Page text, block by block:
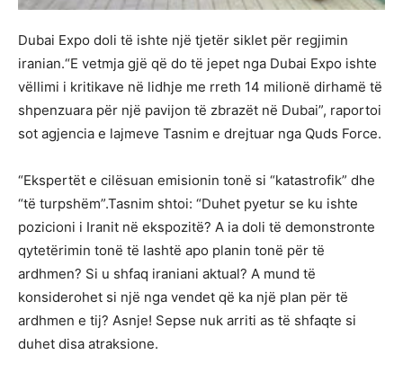
Dubai Expo doli të ishte një tjetër siklet për regjimin
iranian.“E vetmja gjë që do të jepet nga Dubai Expo ishte
vëllimi i kritikave në lidhje me rreth 14 milionë dirhamë të
shpenzuara për një pavijon të zbrazët në Dubai”, raportoi
sot agjencia e lajmeve Tasnim e drejtuar nga Quds Force.
“Ekspertët e cilësuan emisionin tonë si “katastrofik” dhe
“të turpshëm”.Tasnim shtoi: “Duhet pyetur se ku ishte
pozicioni i Iranit në ekspozitë? A ia doli të demonstronte
qytetërimin tonë të lashtë apo planin tonë për të
ardhmen? Si u shfaq iraniani aktual? A mund të
konsiderohet si një nga vendet që ka një plan për të
ardhmen e tij? Asnje! Sepse nuk arriti as të shfaqte si
duhet disa atraksione.